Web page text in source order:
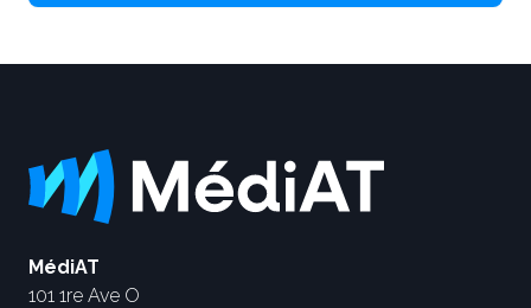
MédiAT
101 1re Ave O